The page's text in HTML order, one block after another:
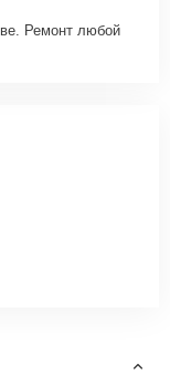
Ремонт любой